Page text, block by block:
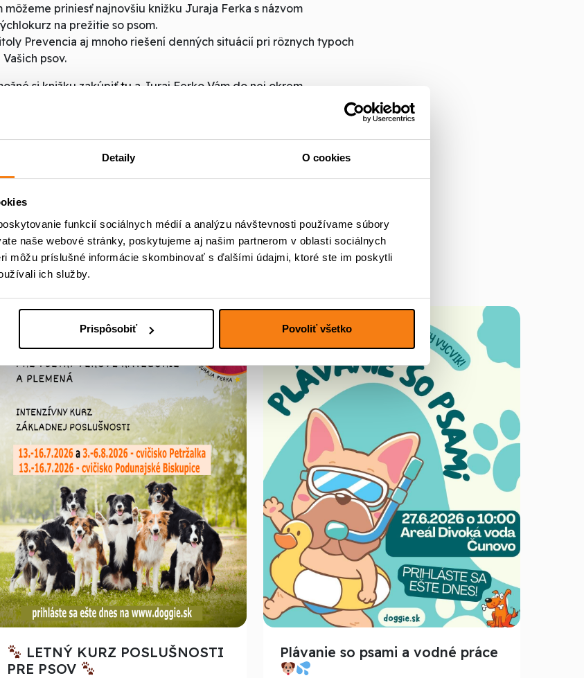
Detaily O cookies
funkcií sociálnych médií a analýzu návštevnosti používame súbory
naše webové stránky, poskytujeme aj našim partnerom v oblasti sociálnych
môžu príslušné informácie skombinovať s ďalšími údajmi, ktoré ste im poskytli
ich služby.
Prispôsobiť Povoliť všetko
môžeme priniesť najnovšiu knižku Juraja Ferka s názvom
na prežitie so psom.
Prevencia aj mnoho riešení denných situácií pri rôznych typoch
psov.
si knižku zakúpiťtu a Juraj Ferko Vám do nej okrem
viete vytvoriť aj darčekový poukaz na
Konzultáciu priamo s
nám uveďte, že máte záujem o darčekový poukaz.
a krásne Vianoce!
LETNÝ KURZ POSLUŠNOSTI
PRE PSOV
Plávanie so psami a vodné práce